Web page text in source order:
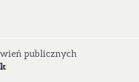
publicznych